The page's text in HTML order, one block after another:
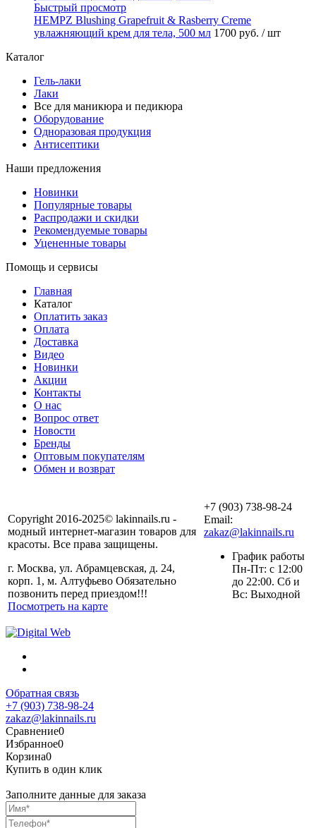
Быстрый просмотр
HEMPZ Blushing Grapefruit & Rasberry Creme
увлажняющий крем для тела, 500 мл 1700 руб. / шт
Каталог
Гель-лаки
Лаки
Все для маникюра и педикюра
Оборудование
Одноразовая продукция
Антисептики
Наши предложения
Новинки
Популярные товары
Распродажи и скидки
Рекомендуемые товары
Уцененные товары
Помощь и сервисы
Главная
Каталог
Оплатить заказ
Оплата
Доставка
Видео
Новинки
Акции
Контакты
О нас
Вопрос ответ
Новости
Бренды
Оптовым покупателям
Обмен и возврат
Copyright 2016-2025© lakinnails.ru -
модный интернет-магазин товаров для
красоты. Все права защищены.
г. Москва, ул. Абрамцевская, д. 24,
корп. 1, м. Алтуфьево Обязательно
позвонить перед приездом!!!
Посмотреть на карте
+7 (903) 738-98-24
Email:
zakaz@lakinnails.ru
График работы
Пн-Пт: с 12:00
до 22:00. Сб и
Вс: Выходной
Обратная связь
+7 (903) 738-98-24
zakaz@lakinnails.ru
Сравнение0
Избранное0
Корзина0
Купить в один клик
Заполните данные для заказа